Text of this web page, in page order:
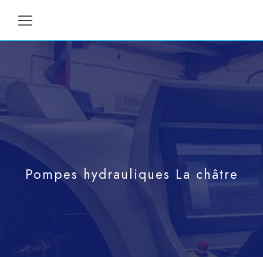
Pompes hydrauliques La châtre